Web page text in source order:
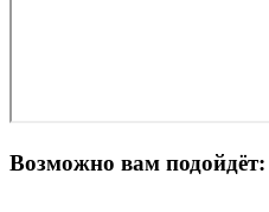
Возможно вам подойдёт: